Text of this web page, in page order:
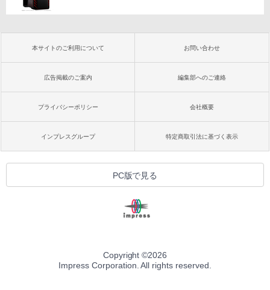
本サイトのご利用について お問い合わせ
広告掲載のご案内 編集部へのご連絡
プライバシーポリシー 会社概要
インプレスグループ 特定商取引法に基づく表示
PC版で見る
Copyright ©2026
Impress Corporation. All rights reserved.